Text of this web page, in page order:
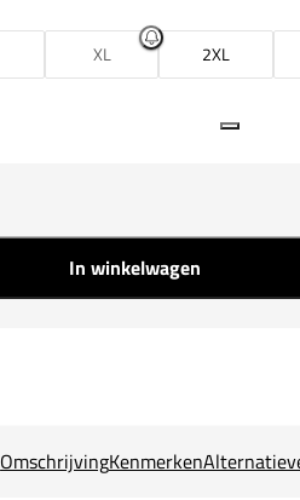
XL 2XL
In winkelwagen
OmschrijvingKenmerken